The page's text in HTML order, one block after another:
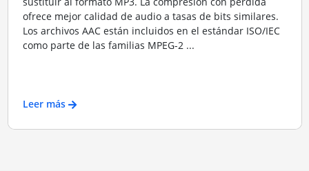
ofrece mejor calidad de audio a tasas de bits similares.
Los archivos AAC están incluidos en el estándar ISO/IEC
como parte de las familias MPEG-2 ...
Leer más